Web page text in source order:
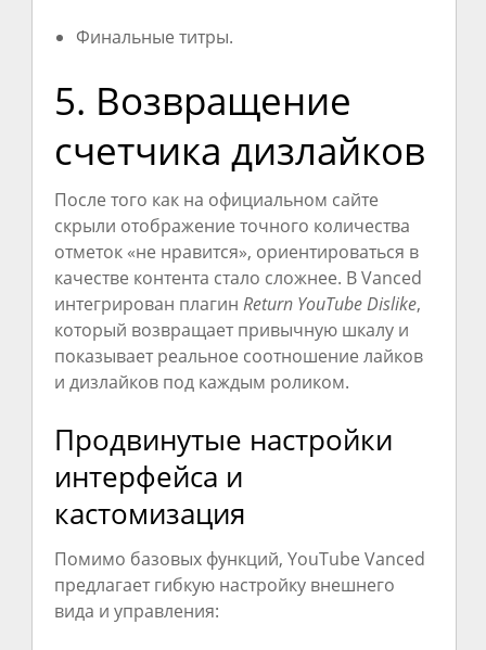
Финальные титры.
5. Возвращение
счетчика дизлайков
После того как на официальном сайте
скрыли отображение точного количества
отметок «не нравится», ориентироваться в
качестве контента стало сложнее. В Vanced
интегрирован плагин Return YouTube Dislike,
который возвращает привычную шкалу и
показывает реальное соотношение лайков
и дизлайков под каждым роликом.
Продвинутые настройки
интерфейса и
кастомизация
Помимо базовых функций, YouTube Vanced
предлагает гибкую настройку внешнего
вида и управления: